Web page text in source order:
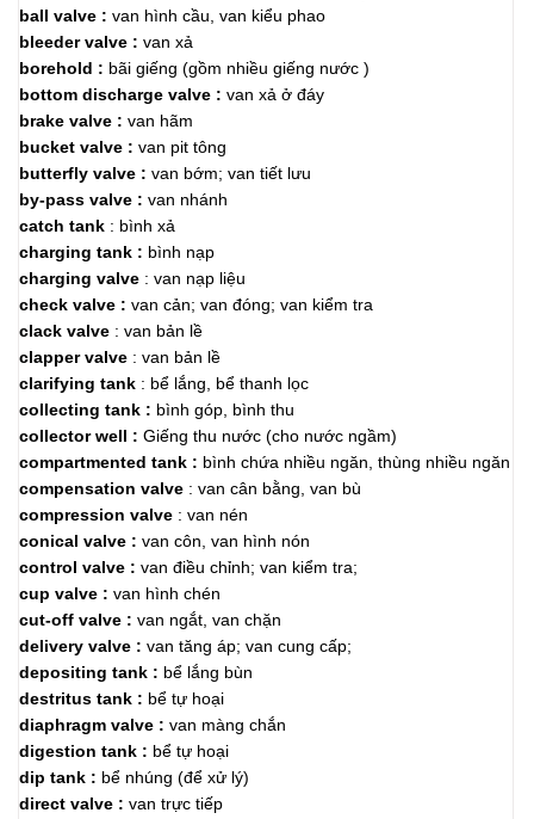
ball valve : van hình cầu, van kiểu phao
bleeder valve : van xả
borehold : bãi giếng (gồm nhiều giếng nước )
bottom discharge valve : van xả ở đáy
brake valve : van hãm
bucket valve : van pit tông
butterfly valve : van bớm; van tiết lưu
by-pass valve : van nhánh
catch tank : bình xả
charging tank : bình nạp
charging valve : van nạp liệu
check valve : van cản; van đóng; van kiểm tra
clack valve : van bản lề
clapper valve : van bản lề
clarifying tank: bể lắng, bể thanh lọc
collecting tank : bình góp, bình thu
collector well : Giếng thu nước (cho nước ngầm)
compartmented tank : bình chứa nhiều ngăn, thùng nhiều ngăn
compensation valve : van cân bằng, van bù
compression valve : van nén
conical valve : van côn, van hình nón
control valve : van điều chỉnh; van kiểm tra;
cup valve : van hình chén
cut-off valve : van ngắt, van chặn
delivery valve : van tăng áp; van cung cấp;
depositing tank : bể lắng bùn
destritus tank : bể tự hoại
diaphragm valve : van màng chắn
digestion tank : bể tự hoại
dip tank : bể nhúng (để xử lý)
direct valve : van trực tiếp